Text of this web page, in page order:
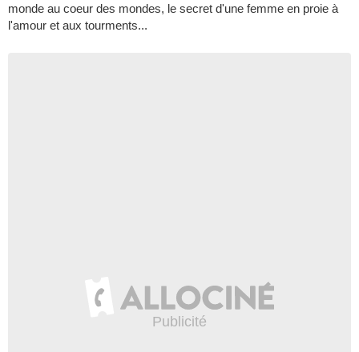
monde au coeur des mondes, le secret d'une femme en proie à
l'amour et aux tourments...